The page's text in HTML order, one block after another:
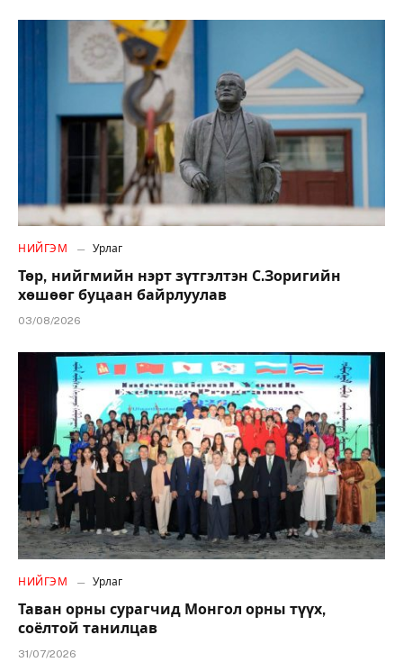
НИЙГЭМ Урлаг
Төр, нийгмийн нэрт зүтгэлтэн С.Зоригийн
хөшөөг буцаан байрлуулав
03/08/2026
НИЙГЭМ Урлаг
Таван орны сурагчид Монгол орны түүх,
соёлтой танилцав
31/07/2026